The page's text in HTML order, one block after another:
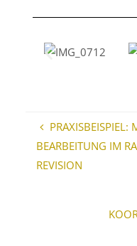
PRAXISBEISPIEL:
BEARBEITUNG IM
REVISION